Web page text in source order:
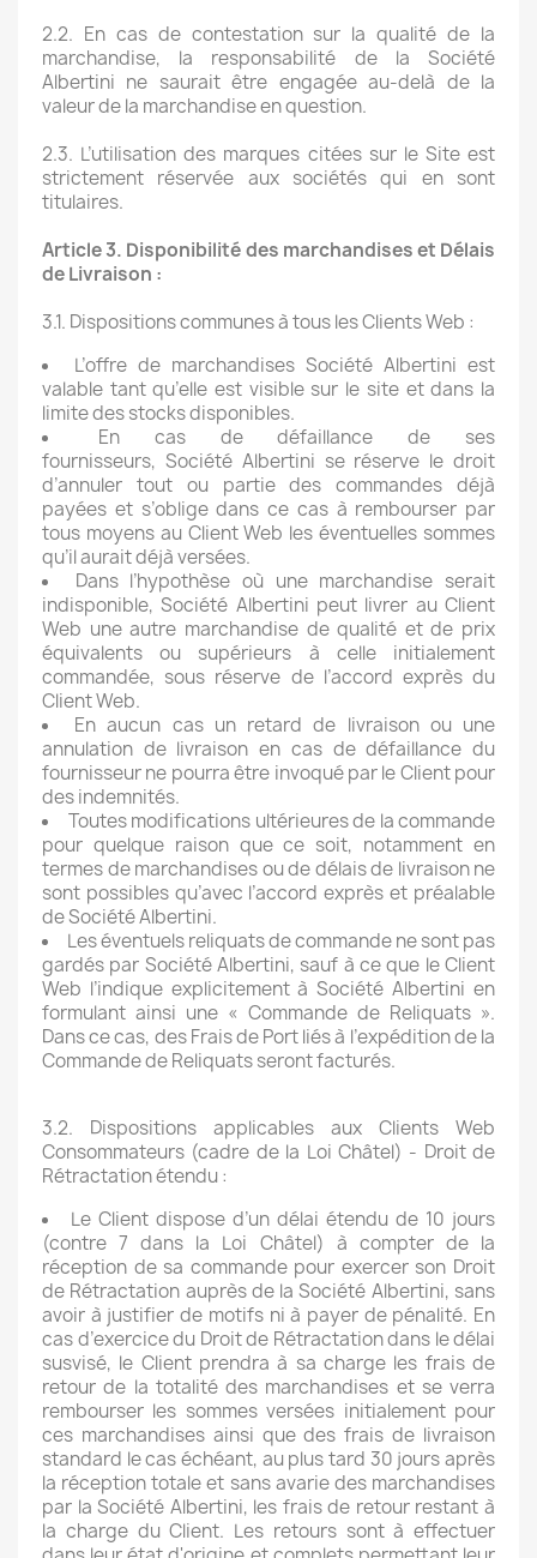
2.2. En cas de contestation sur la qualité de la
marchandise, la responsabilité de la Société
Albertini ne saurait être engagée au-delà de la
valeur de la marchandise en question.
2.3. L’utilisation des marques citées sur le Site est
strictement réservée aux sociétés qui en sont
titulaires.
Article 3. Disponibilité des marchandises et Délais
de Livraison :
3.1. Dispositions communes à tous les Clients Web :
L’offre de marchandises Société Albertini est
valable tant qu’elle est visible sur le site et dans la
limite des stocks disponibles.
En cas de défaillance de ses
fournisseurs, Société Albertini se réserve le droit
d’annuler tout ou partie des commandes déjà
payées et s’oblige dans ce cas à rembourser par
tous moyens au Client Web les éventuelles sommes
qu’il aurait déjà versées.
Dans l’hypothèse où une marchandise serait
indisponible, Société Albertini peut livrer au Client
Web une autre marchandise de qualité et de prix
équivalents ou supérieurs à celle initialement
commandée, sous réserve de l’accord exprès du
Client Web.
En aucun cas un retard de livraison ou une
annulation de livraison en cas de défaillance du
fournisseur ne pourra être invoqué par le Client pour
des indemnités.
Toutes modifications ultérieures de la commande
pour quelque raison que ce soit, notamment en
termes de marchandises ou de délais de livraison ne
sont possibles qu’avec l’accord exprès et préalable
de Société Albertini.
Les éventuels reliquats de commande ne sont pas
gardés par Société Albertini, sauf à ce que le Client
Web l’indique explicitement à Société Albertini en
formulant ainsi une « Commande de Reliquats ».
Dans ce cas, des Frais de Port liés à l’expédition de la
Commande de Reliquats seront facturés.
3.2. Dispositions applicables aux Clients Web
Consommateurs (cadre de la Loi Châtel) - Droit de
Rétractation étendu :
Le Client dispose d’un délai étendu de 10 jours
(contre 7 dans la Loi Châtel) à compter de la
réception de sa commande pour exercer son Droit
de Rétractation auprès de la Société Albertini, sans
avoir à justifier de motifs ni à payer de pénalité. En
cas d’exercice du Droit de Rétractation dans le délai
susvisé, le Client prendra à sa charge les frais de
retour de la totalité des marchandises et se verra
rembourser les sommes versées initialement pour
ces marchandises ainsi que des frais de livraison
standard le cas échéant, au plus tard 30 jours après
la réception totale et sans avarie des marchandises
par la Société Albertini, les frais de retour restant à
la charge du Client. Les retours sont à effectuer